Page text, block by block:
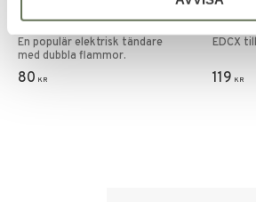
Tankboy IV
En populär elektrisk tändare
med dubbla flammor.
80 KR
EDCX
EDCX
119 KR